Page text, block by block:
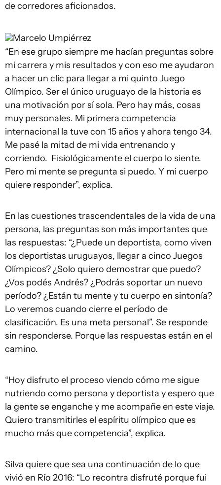
de corredores aficionados.
Marcelo Umpiérrez
“En ese grupo siempre me hacían preguntas sobre
mi carrera y mis resultados y con eso me ayudaron
a hacer un clic para llegar a mi quinto Juego
Olímpico. Ser el único uruguayo de la historia es
una motivación por sí sola. Pero hay más, cosas
muy personales. Mi primera competencia
internacional la tuve con 15 años y ahora tengo 34.
Me pasé la mitad de mi vida entrenando y
corriendo. Fisiológicamente el cuerpo lo siente.
Pero mi mente se pregunta si puedo. Y mi cuerpo
quiere responder”, explica.
En las cuestiones trascendentales de la vida de una
persona, las preguntas son más importantes que
las respuestas: “¿Puede un deportista, como viven
los deportistas uruguayos, llegar a cinco Juegos
Olímpicos? ¿Solo quiero demostrar que puedo?
¿Vos podés Andrés? ¿Podrás soportar un nuevo
período? ¿Están tu mente y tu cuerpo en sintonía?
Lo veremos cuando cierre el período de
clasificación. Es una meta personal”. Se responde
sin responderse. Porque las respuestas están en el
camino.
“Hoy disfruto el proceso viendo cómo me sigue
nutriendo como persona y deportista y espero que
la gente se enganche y me acompañe en este viaje.
Quiero transmitirles el espíritu olímpico que es
mucho más que competencia”, explica.
Silva quiere que sea una continuación de lo que
vivió en Río 2016: “Lo recontra disfruté porque fui